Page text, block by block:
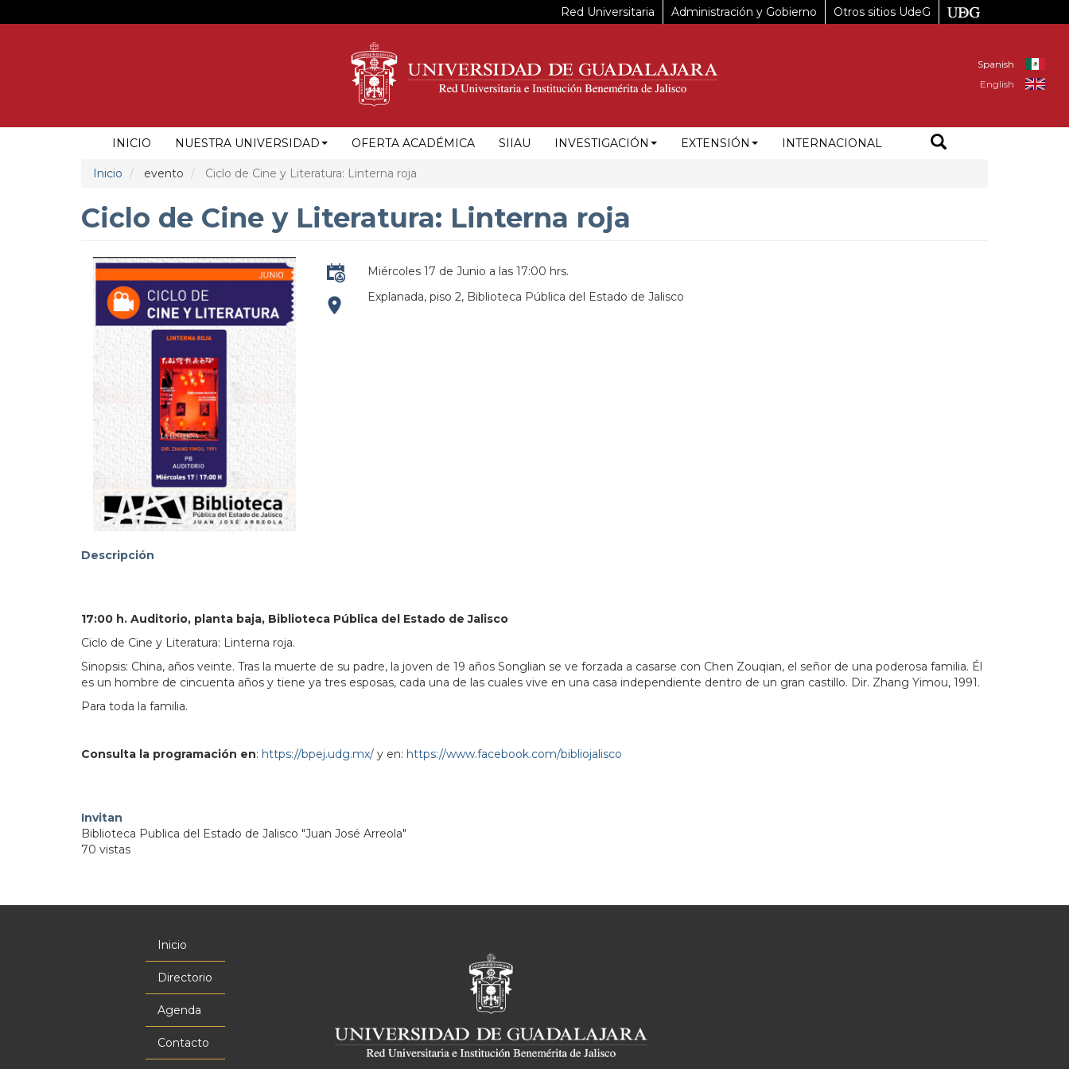
al
Red Universitaria Administración y Gobierno Otros sitios UdeG
Spanish
English
NAVEGACIÓN
PRINCIPAL
INICIO NUESTRA UNIVERSIDAD OFERTA ACADÉMICA SIIAU INVESTIGACIÓN EXTENSIÓN INTERNACIONAL
Inicio evento Ciclo de Cine y Literatura: Linterna roja
Ciclo de Cine y Literatura: Linterna roja
Miércoles 17 de Junio a las 17:00 hrs.
Explanada, piso 2, Biblioteca Pública del Estado de Jalisco
Descripción
17:00 h. Auditorio, planta baja, Biblioteca Pública del Estado de Jalisco
Ciclo de Cine y Literatura: Linterna roja.
Sinopsis: China, años veinte. Tras la muerte de su padre, la joven de 19 años Songlian se ve forzada a casarse con Chen Zouqian, el señor de una poderosa familia. Él
es un hombre de cincuenta años y tiene ya tres esposas, cada una de las cuales vive en una casa independiente dentro de un gran castillo. Dir. Zhang Yimou, 1991.
Para toda la familia.
Consulta la programación en: https://bpej.udg.mx/ y en: https://www.facebook.com/bibliojalisco
Invitan
Biblioteca Publica del Estado de Jalisco "Juan José Arreola"
70 vistas
principal
Inicio
Directorio
Agenda
Contacto